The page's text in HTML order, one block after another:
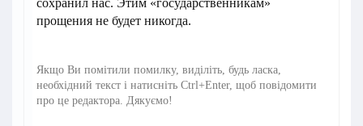
сохранил нас. Этим «государственникам»
прощения не будет никогда.
Якщо Ви помітили помилку, виділіть, будь ласка,
необхідний текст і натисніть Ctrl+Enter, щоб повідомити
про це редактора. Дякуємо!